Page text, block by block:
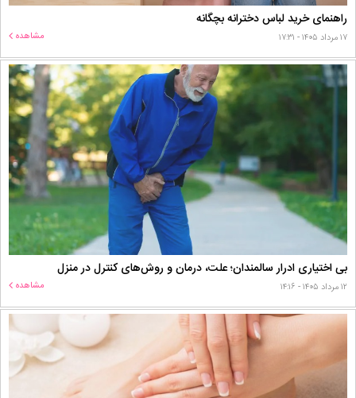
راهنمای خرید لباس دخترانه بچگانه
۱۷ مرداد ۱۴۰۵ - ۱۷:۳۱ مشاهده
بی اختیاری ادرار سالمندان؛ علت، درمان و روش‌های کنترل در منزل
۱۲ مرداد ۱۴۰۵ - ۱۴:۱۶ مشاهده